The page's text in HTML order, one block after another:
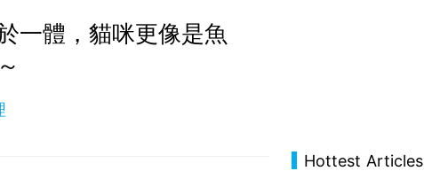
一體，貓咪更像是魚
Hottest Articles